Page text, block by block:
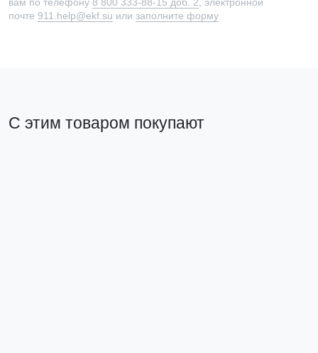
почте 911.help@ekf.su или заполните форму
С этим товаром покупают